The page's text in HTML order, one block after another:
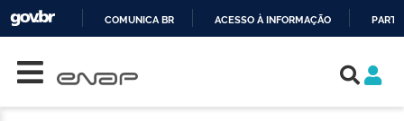
COMUNICA BR ACESSO À INFORMAÇÃO